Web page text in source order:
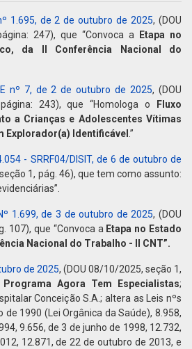
1.695, de 2 de outubro de 2025, (DOU
247), que “Convoca a
Etapa no
da II Conferência Nacional do
nº 7, de 2 de outubro de 2025, (DOU
243), que “Homologa o
Fluxo
a Crianças e Adolescentes Vítimas
Explorador(a) Identificável .”
- SRRF04/DISIT, de 6 de outubro de
1, pág. 46), que tem como assunto:
1.699, de 3 de outubro de 2025, (DOU
107), que “Convoca a Etapa no Estado
Nacional do Trabalho - II CNT”.
de 2025, (DOU 08/10/2025, seção 1,
Programa Agora Tem Especialistas;
Conceição S.A.; altera as Leis nºs
de 1990 (Lei Orgânica da Saúde), 8.958,
9.656, de 3 de junho de 1998, 12.732,
12.871, de 22 de outubro de 2013, e